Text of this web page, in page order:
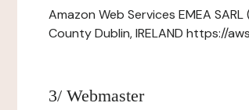
Amazon Web Services EMEA
County Dublin, IRELAND https://
3/ Webmaster